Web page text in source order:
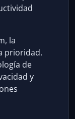
la
prioridad.
de
y